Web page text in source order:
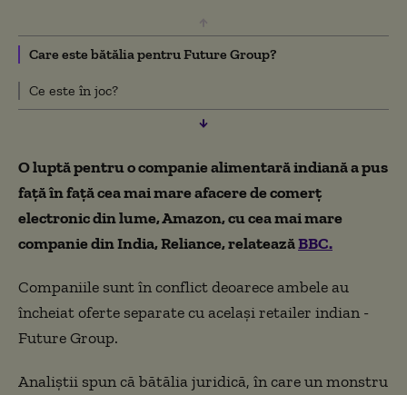
Care este bătălia pentru Future Group?
Ce este în joc?
O luptă pentru o companie alimentară indiană a pus
față în față cea mai mare afacere de comerț
electronic din lume, Amazon, cu cea mai mare
companie din India, Reliance, relateazăBBC.
Companiile sunt în conflict deoarece ambele au
încheiat oferte separate cu același retailer indian -
Future Group.
Analiștii spun că bătălia juridică, în care un monstru